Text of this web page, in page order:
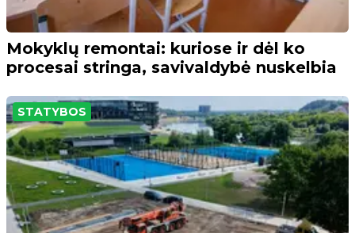
Mokyklų remontai: kuriose ir dėl ko
procesai stringa, savivaldybė nuskelbia
STATYBOS